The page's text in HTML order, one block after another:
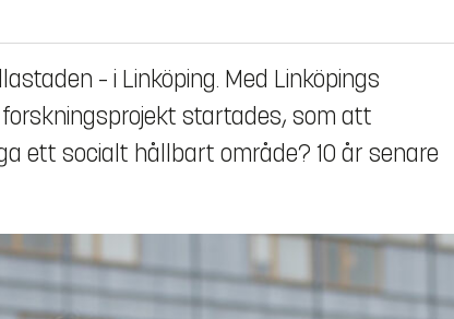
– i Linköping. Med Linköpings
startades, som att
ett socialt hållbart område? 10 år senare